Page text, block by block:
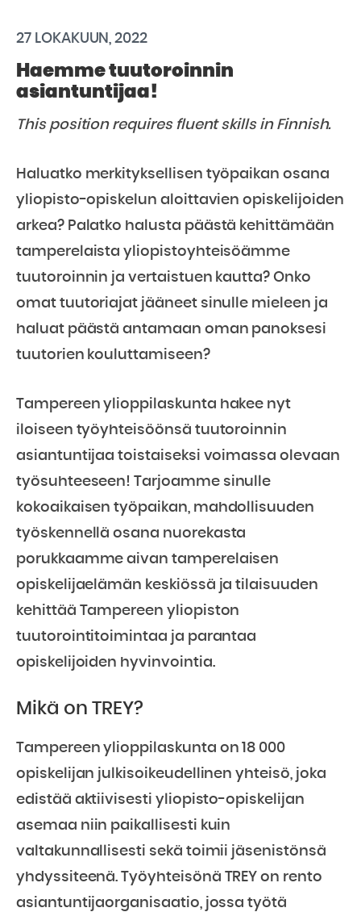
27 LOKAKUUN, 2022
Haemme tuutoroinnin
asiantuntijaa!
This position requires fluent skills in Finnish.
Haluatko merkityksellisen työpaikan osana
yliopisto-opiskelun aloittavien opiskelijoiden
arkea? Palatko halusta päästä kehittämään
tamperelaista yliopistoyhteisöämme
tuutoroinnin ja vertaistuen kautta? Onko
omat tuutoriajat jääneet sinulle mieleen ja
haluat päästä antamaan oman panoksesi
tuutorien kouluttamiseen?
Tampereen ylioppilaskunta hakee nyt
iloiseen työyhteisöönsä tuutoroinnin
asiantuntijaa toistaiseksi voimassa olevaan
työsuhteeseen! Tarjoamme sinulle
kokoaikaisen työpaikan, mahdollisuuden
työskennellä osana nuorekasta
porukkaamme aivan tamperelaisen
opiskelijaelämän keskiössä ja tilaisuuden
kehittää Tampereen yliopiston
tuutorointitoimintaa ja parantaa
opiskelijoiden hyvinvointia.
Mikä on TREY?
Tampereen ylioppilaskunta on 18 000
opiskelijan julkisoikeudellinen yhteisö, joka
edistää aktiivisesti yliopisto-opiskelijan
asemaa niin paikallisesti kuin
valtakunnallisesti sekä toimii jäsenistönsä
yhdyssiteenä. Työyhteisönä TREY on rento
asiantuntijaorganisaatio, jossa työtä